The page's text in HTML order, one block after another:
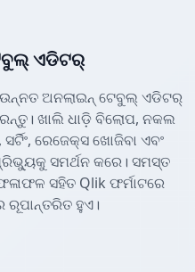
ଏଡିଟର୍
ଅନଲାଇନ୍ ଟେବୁଲ୍ ଏଡିଟର୍
ଖାଲି ଧାଡ଼ି ବିଲୋପ, ନକଲ
ରେଜେକ୍ସ ଖୋଜିବା ଏବଂ
ସମର୍ଥନ କରେ। ସମସ୍ତ
ସହିତ Qlik ଫର୍ମାଟରେ
ରୂପାନ୍ତରିତ ହୁଏ।